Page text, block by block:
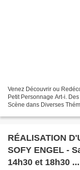
Venez Découvrir ou
Petit Personnage Art-i.
Scène dans Diverses
RÉALISATION
SOFY ENGEL -
14h30 et 18h30 ...